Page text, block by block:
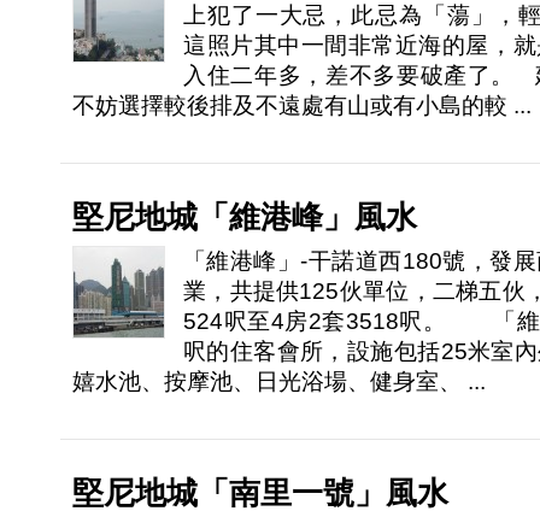
上犯了一大忌，此忌為「蕩」
這照片其中一間非常近海的屋，
入住二年多，差不多要破產了。
不妨選擇較後排及不遠處有山或有小島的較 ...
堅尼地城「維港峰」風水
「維港峰」-干諾道西180號，發
業，共提供125伙單位，二梯五伙
524呎至4房2套3518呎。 「維
呎的住客會所，設施包括25米室
嬉水池、按摩池、日光浴場、健身室、 ...
堅尼地城「南里一號」風水